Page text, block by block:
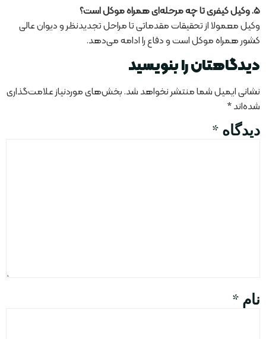
۵. وکیل کیفری تا چه مرحله‌ای همراه موکل است؟
وکیل معمولا از تحقیقات مقدماتی تا مراحل تجدیدنظر و دیوان عالی
کشور همراه موکل است و دفاع را ادامه می‌دهد.
دیدگاهتان را بنویسید
نشانی ایمیل شما منتشر نخواهد شد.بخش‌های موردنیاز علامت‌گذاری
شده‌اند*
دیدگاه *
نام *